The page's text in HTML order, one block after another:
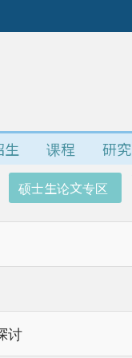
生 课程 研究
硕士生论文专区
讨